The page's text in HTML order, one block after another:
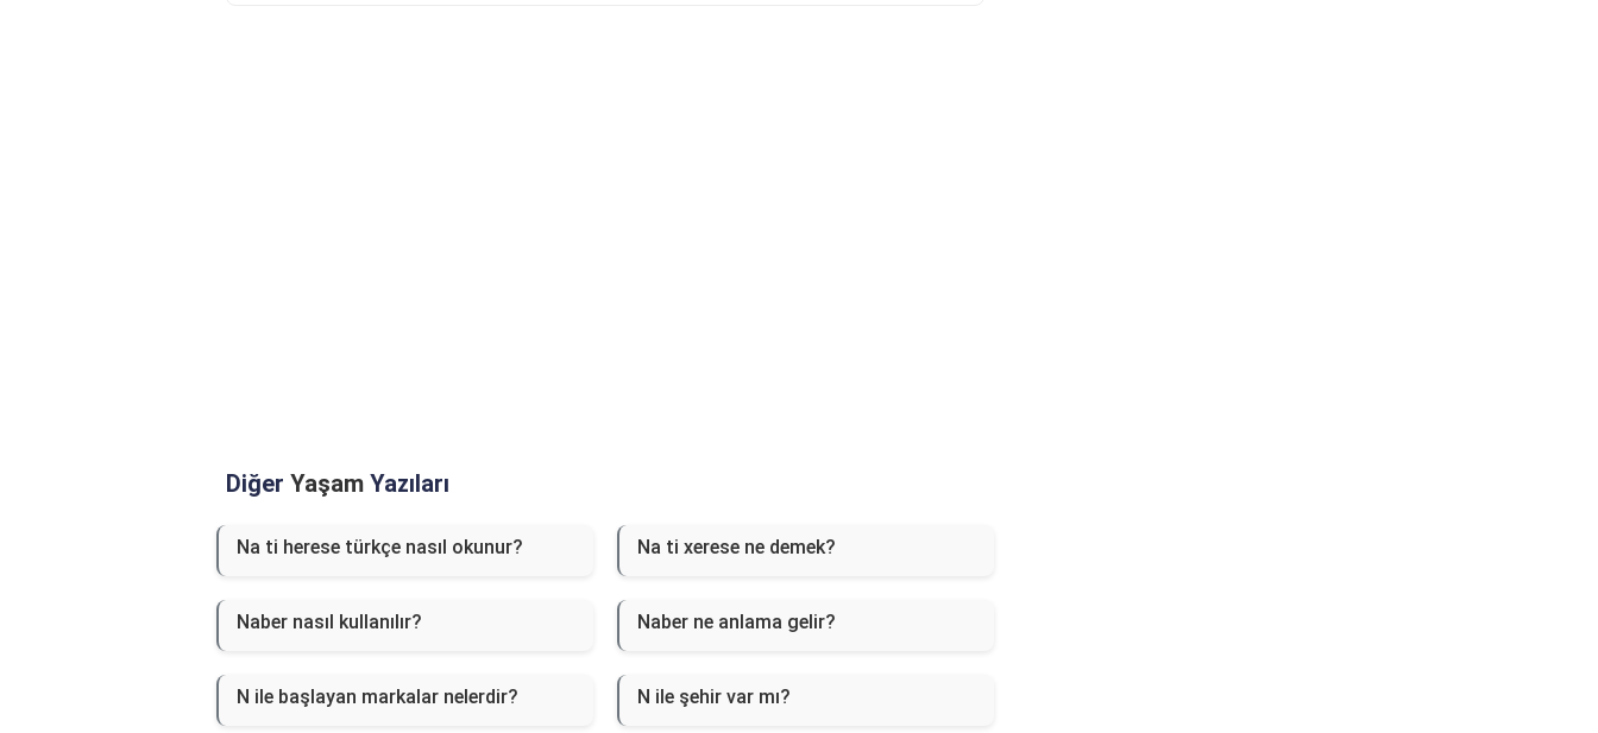
Diğer Yaşam Yazıları
Na ti herese türkçe nasıl okunur? Na ti xerese ne demek?
Naber nasıl kullanılır? Naber ne anlama gelir?
N ile başlayan markalar nelerdir? N ile şehir var mı?